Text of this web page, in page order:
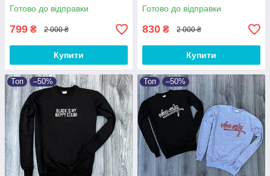
Готово до відправки
799 ₴ 2 000 ₴
Купити
Готово до відправки
830 ₴ 2 000 ₴
Купити
Топ –50% Топ –50%